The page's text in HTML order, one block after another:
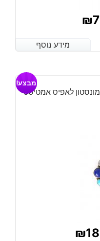
₪
מידע נוסף
מידע נוסף
מונסטון לאפיס אמטיסט
מבצע!
₪